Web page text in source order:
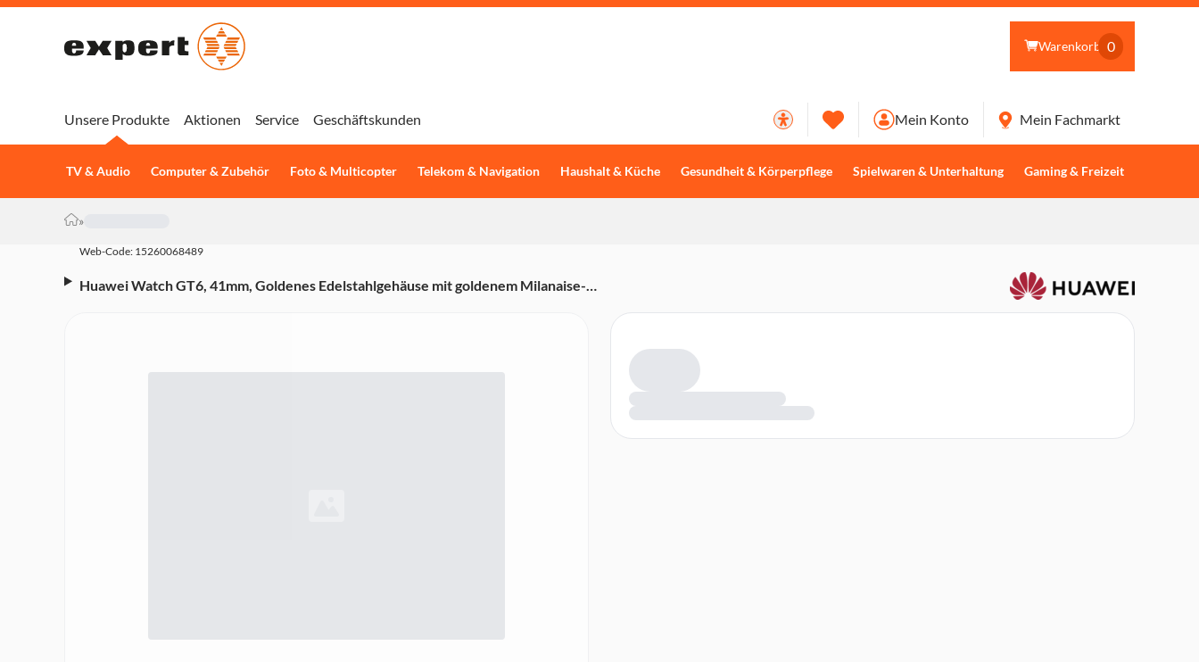
Warenkorb 0
Unsere Produkte
TV & Audio Computer & Zubehör Foto & Multicopter Telekom & Navigation Haushalt & Küche Gesundheit & Körperpflege Spielwaren & Unterhaltung Gaming & Freizeit
Aktionen Service Geschäftskunden Mein Konto Mein Fachmarkt
»
Web-Code: 15260068489
Huawei Watch GT6, 41mm, Goldenes Edelstahlgehäuse mit goldenem Milanaise-